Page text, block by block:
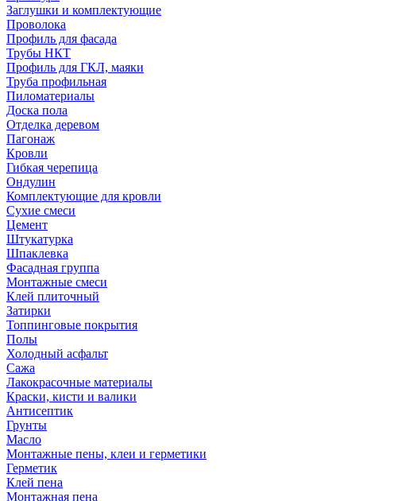
Заглушки и комплектующие
Проволока
Профиль для фасада
Трубы НКТ
Профиль для ГКЛ, маяки
Труба профильная
Пиломатериалы
Доска пола
Отделка деревом
Пагонаж
Кровли
Гибкая черепица
Ондулин
Комплектующие для кровли
Сухие смеси
Цемент
Штукатурка
Шпаклевка
Фасадная группа
Монтажные смеси
Клей плиточный
Затирки
Топпинговые покрытия
Полы
Холодный асфальт
Сажа
Лакокрасочные материалы
Краски, кисти и валики
Антисептик
Грунты
Масло
Монтажные пены, клеи и герметики
Герметик
Клей пена
Монтажная пена